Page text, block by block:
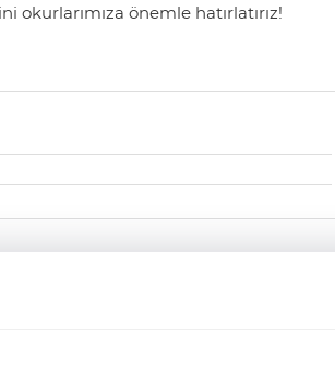
önemle hatırlatırız!